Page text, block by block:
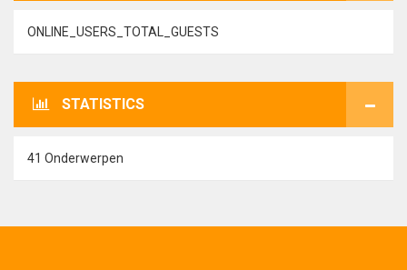
ONLINE_USERS_TOTAL_GUESTS
STATISTICS
41 Onderwerpen